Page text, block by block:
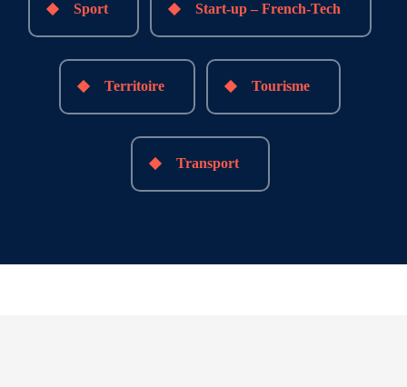
Sport Start-up – French-Tech
Territoire Tourisme
Transport